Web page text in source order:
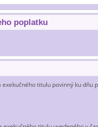
poplatku
titulu povinný ku